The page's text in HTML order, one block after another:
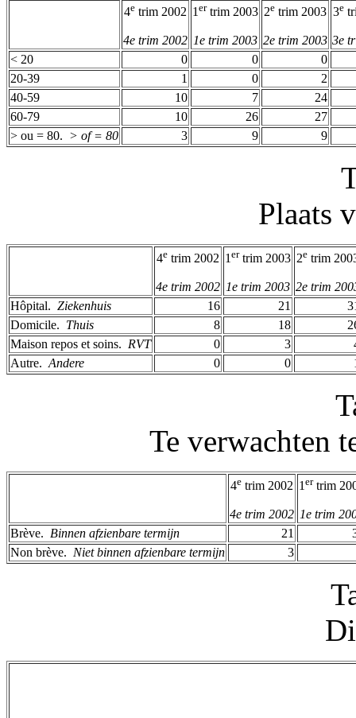
4e trim 2002
4e trim 2002
1 ertrim 2003
1e trim 2003
2e trim 2003
2e trim 2003
3e
3e
< 20
0 0
0
20-39
1 0
2
40-59
10 7
24
60-79
10 26
27
> ou = 80. ­ > of = 80 3 9 9
Plaats
4e trim 2002
4e trim 2002
1 ertrim 2003
1e trim 2003
2e trim
2e trim
Hôpital. ­ Ziekenhuis 16 21
Domicile. ­ Thuis 8 18
Maison repos et soins. ­ RVT 0 3
Autre. ­ Andere 0 0
Te verwachten
4e trim 2002
4e trim 2002
1 ertrim
1e trim
Brève. ­ Binnen afzienbare termijn 21
Non brève. ­ Niet binnen afzienbare termijn 3